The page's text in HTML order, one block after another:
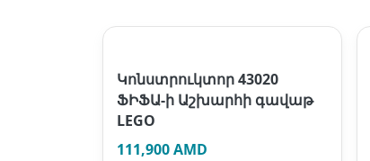
Կոնստրուկտոր 43020
ՖԻՖԱ-ի Աշխարհի գավաթ
LEGO
111,900 AMD